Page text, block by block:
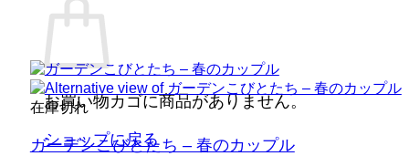
お買い物カゴに商品がありません。
ショップに戻る
在庫切れ
ガーデンこびとたち – 春のカップル